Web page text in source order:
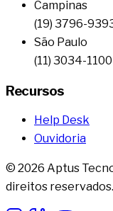
Campinas
(19) 3796-
São Paulo
(11) 3034-1100
Recursos
Help Desk
Ouvidoria
© 2026 Aptus
direitos reservados.